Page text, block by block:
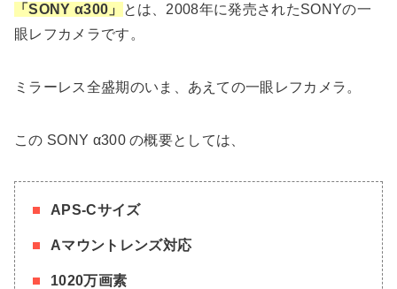
「SONY α300」
とは、2008年に発売されたSONYの一
眼レフカメラです。
ミラーレス全盛期のいま、あえての一眼レフカメラ。
この SONY α300 の概要としては、
APS-Cサイズ
Aマウントレンズ対応
1020万画素